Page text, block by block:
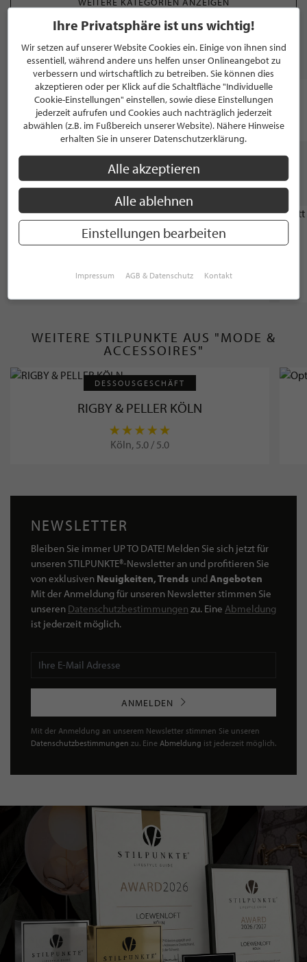
MARKEN
Oswen Dedicated Suits
WEITERE STILPUNKTE GANZ IN DER NÄHE
VON "ONKEL SCHICK"
GOLDSCHMIED
KölnGold
Köln
WEITERE STILPUNKTE AUS "MODE &
ACCESSOIRES"
DESSOUSGESCHÄFT
RIGBY & PELLER KÖLN
Köln, 5.0 / 5.0
NEWSLETTER
Bleiben Sie immer UP TO DATE! Melden Sie sich jetzt für
unseren STILPUNKTE®-Newsletter an und profitieren Sie
von exklusiven Neuigkeiten, Trends undAngeboten
Mit der Anmeldung für unseren Newsletter stimmen Sie
unseren Datenschutzbestimmungen zu. Eine Abmeldung
ist jederzeit möglich.
ANMELDEN
Mit der Anmeldung an unserem Newsletter stimmen Sie unseren
Datenschutzbestimmungen zu. Eine Abmeldung ist jederzeit möglich.
Ihre Privatsphäre ist uns wichtig!
Wir setzen auf unserer Website Cookies ein. Einige von ihnen sind
essentiell, während andere uns helfen unser Onlineangebot zu
verbessern und wirtschaftlich zu betreiben. Sie können dies
akzeptieren oder per Klick auf die Schaltfläche "Individuelle
Cookie-Einstellungen" einstellen, sowie diese Einstellungen
jederzeit aufrufen und Cookies auch nachträglich jederzeit
abwählen (z.B. im Fußbereich unserer Website). Nähere Hinweise
erhalten Sie in unserer Datenschutzerklärung.
Alle akzeptieren
Alle ablehnen
Einstellungen bearbeiten
Impressum AGB & Datenschutz Kontakt